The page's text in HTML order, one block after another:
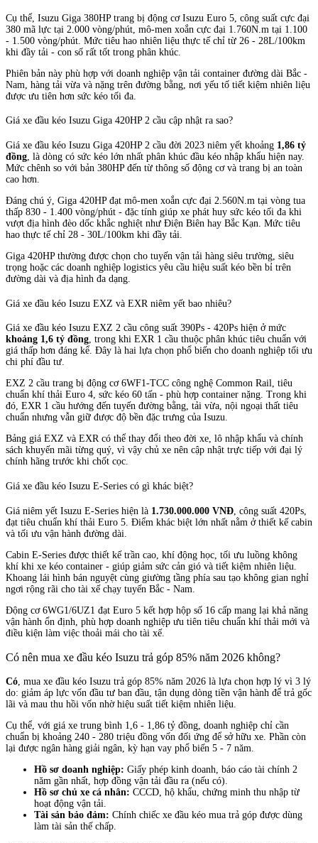
Cụ thể, Isuzu Giga 380HP trang bị động cơ Isuzu Euro 5, công suất cực đại
380 mã lực tại 2.000 vòng/phút, mô-men xoắn cực đại 1.760N.m tại 1.100
- 1.500 vòng/phút. Mức tiêu hao nhiên liệu thực tế chỉ từ 26 - 28L/100km
khi đầy tải - con số rất tốt trong phân khúc.
Phiên bản này phù hợp với doanh nghiệp vận tải container đường dài Bắc -
Nam, hàng tải vừa và nặng trên đường bằng, nơi yếu tố tiết kiệm nhiên liệu
được ưu tiên hơn sức kéo tối đa.
Giá xe đầu kéo Isuzu Giga 420HP 2 cầu cập nhật ra sao?
Giá xe đầu kéo Isuzu Giga 420HP 2 cầu đời 2023 niêm yết khoảng 1,86 tỷ
đồng, là dòng có sức kéo lớn nhất phân khúc đầu kéo nhập khẩu hiện nay.
Mức chênh so với bản 380HP đến từ thông số động cơ và trang bị an toàn
cao hơn.
Đáng chú ý, Giga 420HP đạt mô-men xoắn cực đại 2.560N.m tại vòng tua
thấp 830 - 1.400 vòng/phút - đặc tính giúp xe phát huy sức kéo tối đa khi
vượt địa hình đèo dốc khắc nghiệt như Điện Biên hay Bắc Kạn. Mức tiêu
hao thực tế chỉ 28 - 30L/100km khi đầy tải.
Giga 420HP thường được chọn cho tuyến vận tải hàng siêu trường, siêu
trọng hoặc các doanh nghiệp logistics yêu cầu hiệu suất kéo bền bỉ trên
đường dài và địa hình đa dạng.
Giá xe đầu kéo Isuzu EXZ và EXR niêm yết bao nhiêu?
Giá xe đầu kéo Isuzu EXZ 2 cầu công suất 390Ps - 420Ps hiện ở mức
khoảng 1,6 tỷ đồng, trong khi EXR 1 cầu thuộc phân khúc tiêu chuẩn với
giá thấp hơn đáng kể. Đây là hai lựa chọn phổ biến cho doanh nghiệp tối ưu
chi phí đầu tư.
EXZ 2 cầu trang bị động cơ 6WF1-TCC công nghệ Common Rail, tiêu
chuẩn khí thải Euro 4, sức kéo 60 tấn - phù hợp container nặng. Trong khi
đó, EXR 1 cầu hướng đến tuyến đường bằng, tải vừa, nội ngoại thất tiêu
chuẩn nhưng vẫn giữ được độ bền đặc trưng của Isuzu.
Bảng giá EXZ và EXR có thể thay đổi theo đời xe, lô nhập khẩu và chính
sách khuyến mãi từng quý, vì vậy chủ xe nên cập nhật trực tiếp với đại lý
chính hãng trước khi chốt cọc.
Giá xe đầu kéo Isuzu E-Series có gì khác biệt?
Giá niêm yết Isuzu E-Series hiện là 1.730.000.000 VNĐ , công suất 420Ps,
đạt tiêu chuẩn khí thải Euro 5. Điểm khác biệt lớn nhất nằm ở thiết kế cabin
và tối ưu vận hành đường dài.
Cabin E-Series được thiết kế trần cao, khí động học, tối ưu luồng không
khí khi xe kéo container - giúp giảm sức cản gió và tiết kiệm nhiên liệu.
Khoang lái hình bán nguyệt cùng giường tầng phía sau tạo không gian nghỉ
ngơi rộng rãi cho tài xế chạy tuyến Bắc - Nam.
Động cơ 6WG1/6UZ1 đạt Euro 5 kết hợp hộp số 16 cấp mang lại khả năng
vận hành ổn định, phù hợp doanh nghiệp ưu tiên tiêu chuẩn khí thải mới và
điều kiện làm việc thoải mái cho tài xế.
Có nên mua xe đầu kéo Isuzu trả góp 85% năm 2026 không?
Có, mua xe đầu kéo Isuzu trả góp 85% năm 2026 là lựa chọn hợp lý vì 3 lý
do: giảm áp lực vốn đầu tư ban đầu, tận dụng dòng tiền vận hành để trả gốc
lãi và mau thu hồi vốn nhờ hiệu suất tiết kiệm nhiên liệu.
Cụ thể, với giá xe trung bình 1,6 - 1,86 tỷ đồng, doanh nghiệp chỉ cần
chuẩn bị khoảng 240 - 280 triệu đồng vốn đối ứng để sở hữu xe. Phần còn
lại được ngân hàng giải ngân, kỳ hạn vay phổ biến 5 - 7 năm.
Hồ sơ doanh nghiệp: Giấy phép kinh doanh, báo cáo tài chính 2
năm gần nhất, hợp đồng vận tải đầu ra (nếu có).
Hồ sơ chủ xe cá nhân: CCCD, hộ khẩu, chứng minh thu nhập từ
hoạt động vận tải.
Tài sản bảo đảm: Chính chiếc xe đầu kéo mua trả góp được dùng
làm tài sản thế chấp.